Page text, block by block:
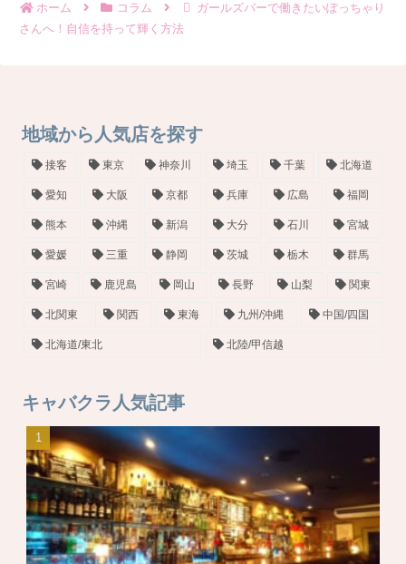
ホーム コラム
ガールズバーで働きたいぽっちゃり
さんへ！自信を持って輝く方法
地域から人気店を探す
接客 東京 神奈川 埼玉 千葉 北海道
愛知 大阪 京都 兵庫 広島 福岡
熊本 沖縄 新潟 大分 石川 宮城
愛媛 三重 静岡 茨城 栃木 群馬
宮崎 鹿児島 岡山 長野 山梨 関東
北関東 関西 東海 九州/沖縄 中国/四国
北海道/東北 北陸/甲信越
キャバクラ人気記事